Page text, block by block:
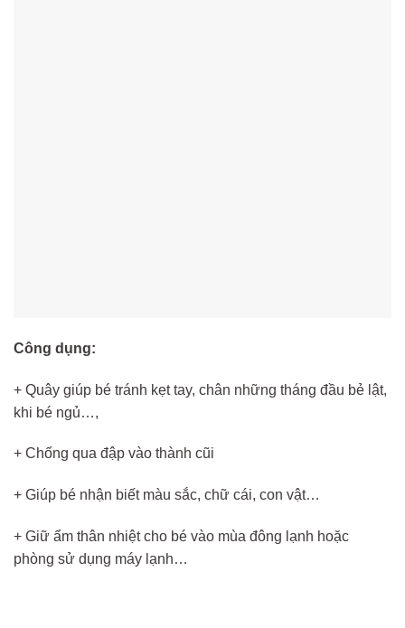
Công dụng:
+ Quây giúp bé tránh kẹt tay, chân những tháng đầu bẻ lật,
khi bé ngủ…,
+ Chống qua đập vào thành cũi
+ Giúp bé nhận biết màu sắc, chữ cái, con vật…
+ Giữ ẩm thân nhiệt cho bé vào mùa đông lạnh hoặc
phòng sử dụng máy lạnh…